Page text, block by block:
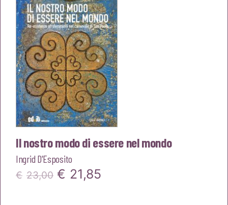
Il nostro modo di essere nel mondo
Ingrid D'Esposito
€ 23,00 Il
€ 21,85